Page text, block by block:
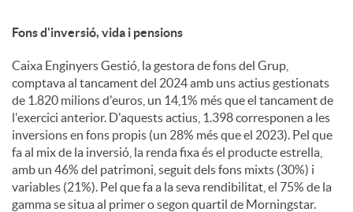
Fons d'inversió, vida i pensions
Caixa Enginyers Gestió, la gestora de fons del Grup,
comptava al tancament del 2024 amb uns actius gestionats
de 1.820 milions d'euros, un 14,1% més que el tancament de
l'exercici anterior. D'aquests actius, 1.398 corresponen a les
inversions en fons propis (un 28% més que el 2023). Pel que
fa al mix de la inversió, la renda fixa és el producte estrella,
amb un 46% del patrimoni, seguit dels fons mixts (30%) i
variables (21%). Pel que fa a la seva rendibilitat, el 75% de la
gamma se situa al primer o segon quartil de Morningstar.